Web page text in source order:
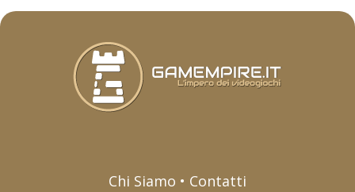
Chi Siamo • Contatti